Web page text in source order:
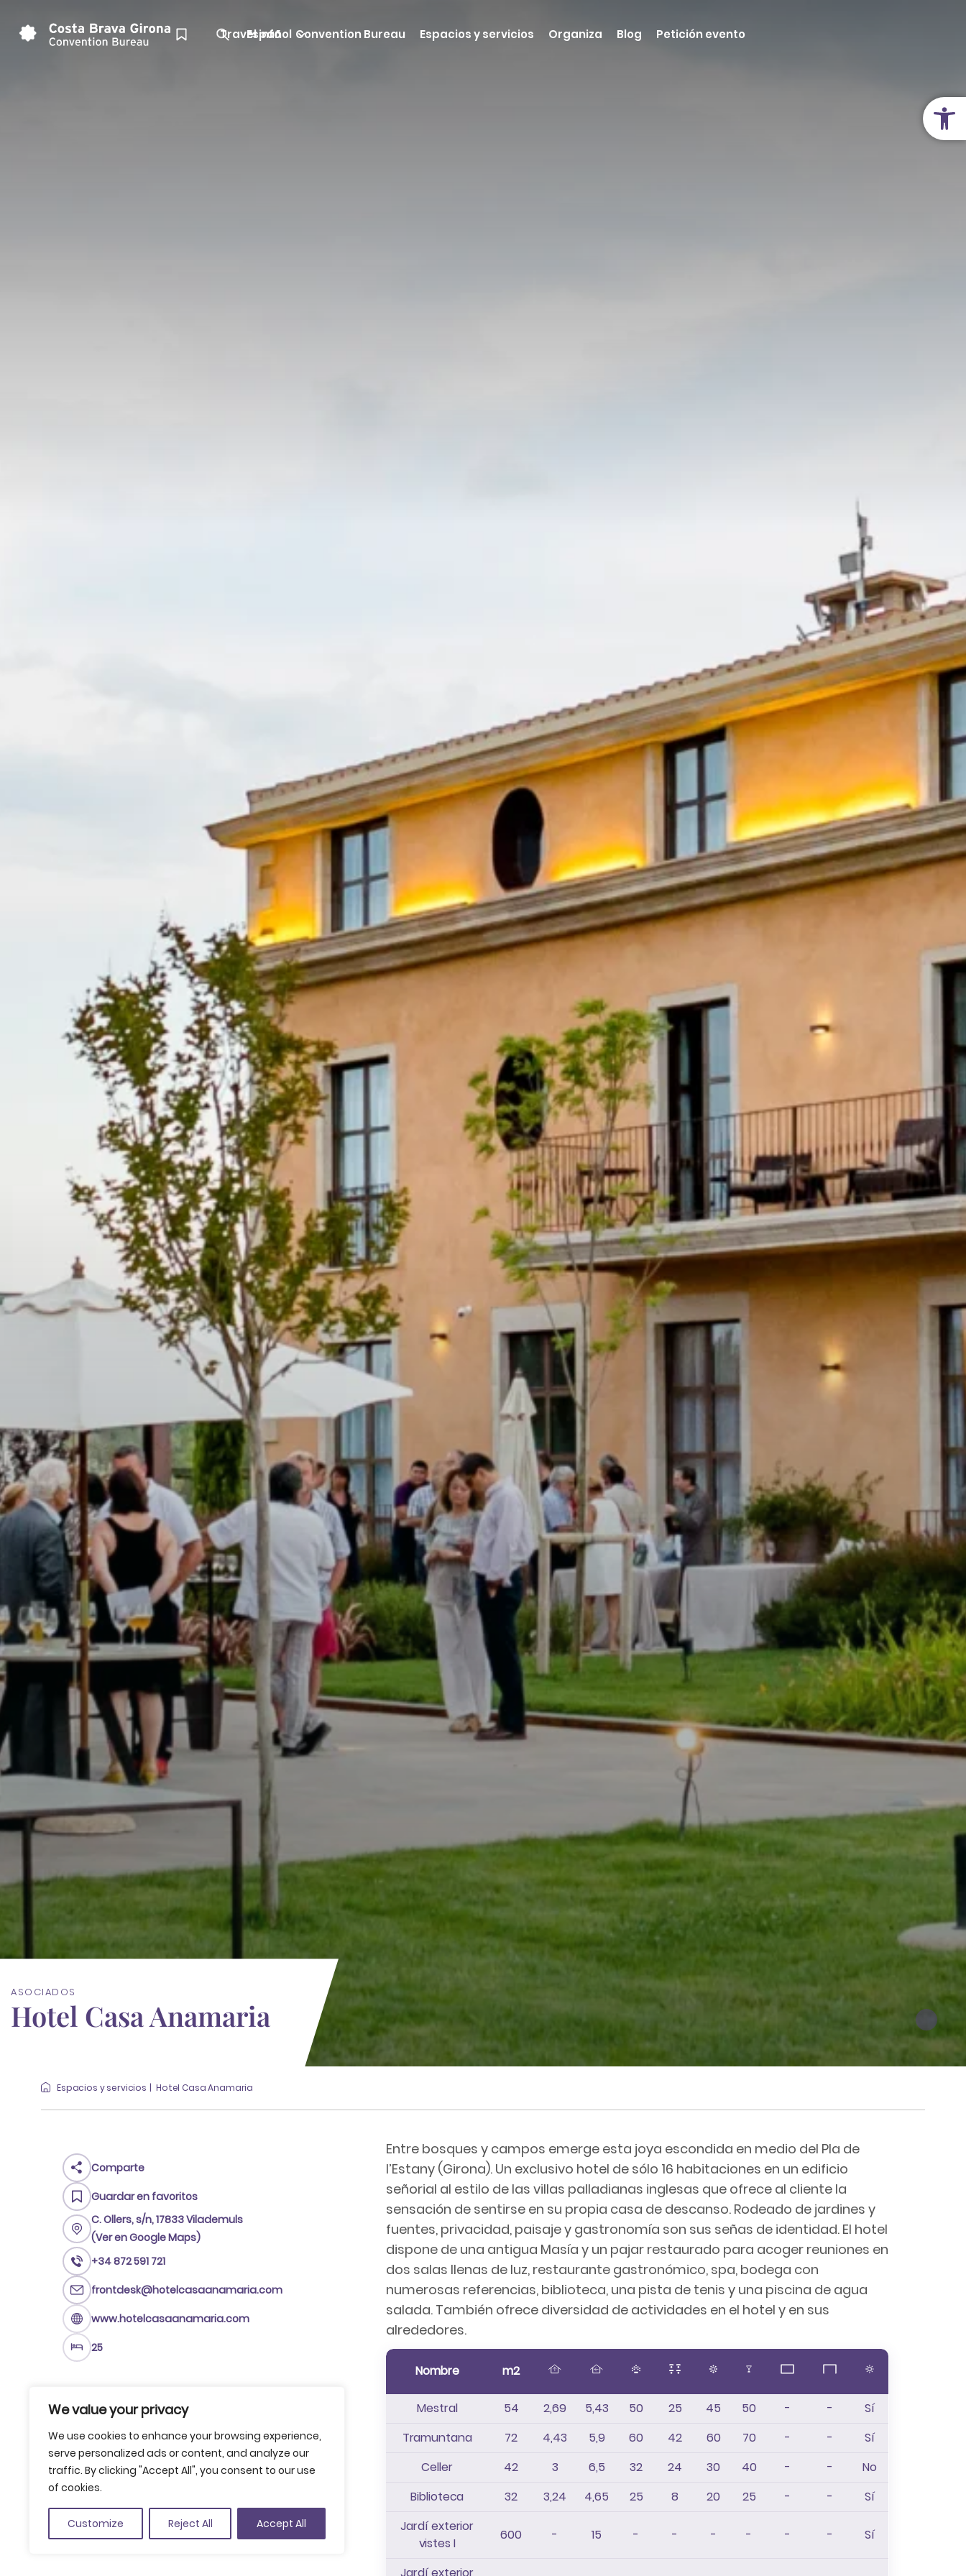
Abrir
We value your privacy
We use cookies to enhance your browsing experience,
serve personalized ads or content, and analyze our
traffic. By clicking "Accept All", you consent to our use
of cookies.
Customize Reject All Accept All
Travel info Convention Bureau Espacios y servicios Organiza Blog Petición evento
Español
ASOCIADOS
Hotel Casa Anamaria
Espacios y servicios Hotel Casa Anamaria
Entre bosques y campos emerge esta joya escondida en medio del Pla de
l’Estany (Girona). Un exclusivo hotel de sólo 16 habitaciones en un edificio
señorial al estilo de las villas palladianas inglesas que ofrece al cliente la
sensación de sentirse en su propia casa de descanso. Rodeado de jardines y
fuentes, privacidad, paisaje y gastronomía son sus señas de identidad. El hotel
dispone de una antigua Masía y un pajar restaurado para acoger reuniones en
dos salas llenas de luz, restaurante gastronómico, spa, bodega con
numerosas referencias, biblioteca, una pista de tenis y una piscina de agua
salada. También ofrece diversidad de actividades en el hotel y en sus
alrededores.
Nombre m2
Mestral 54 2,69 5,43 50 25 45 50 - -
Sí
Tramuntana
72 4,43 5,9 60 42 60 70 - -
Sí
Celler
42 3 6,5 32 24 30 40 - -
No
Biblioteca
32 3,24 4,65 25 8 20 25 - -
Sí
Jardí exterior
vistes I
600 - 15 - - - - - - Sí
Comparte
Guardar en favoritos
C. Ollers, s/n, 17833 Vilademuls
(Ver en Google Maps)
+34 872 591 721
frontdesk@hotelcasaanamaria.com
www.hotelcasaanamaria.com
25